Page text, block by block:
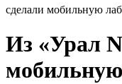
сделали мобильную
Из «Урал